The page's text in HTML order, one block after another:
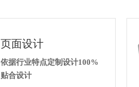
页面设计
依据行业特点定制设计100%
贴合设计